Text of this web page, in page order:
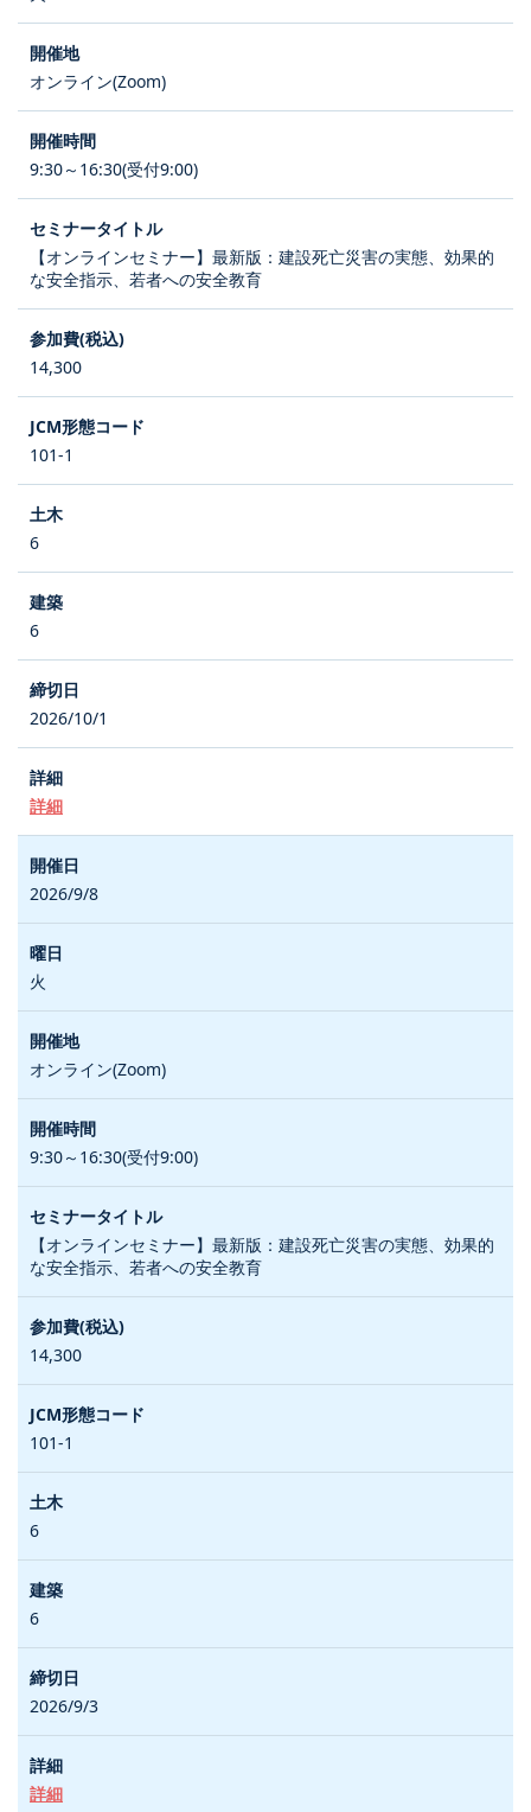
オンライン(Zoom)
9:30～16:30(受付9:00)
【オンラインセミナー】最新版：建設死亡災害の実態、効果的
な安全指示、若者への安全教育
14,300
101-1
6
6
2026/10/1
詳細
2026/9/8
火
オンライン(Zoom)
9:30～16:30(受付9:00)
【オンラインセミナー】最新版：建設死亡災害の実態、効果的
な安全指示、若者への安全教育
14,300
101-1
6
6
2026/9/3
詳細